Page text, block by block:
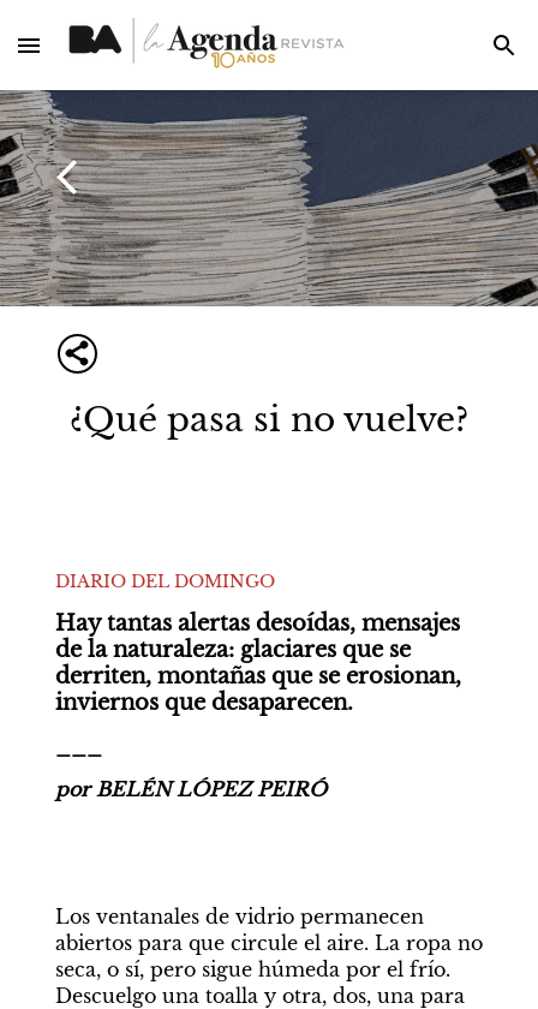
¿Qué pasa si no vuelve?
DIARIO DEL DOMINGO
Hay tantas alertas desoídas, mensajes
de la naturaleza: glaciares que se
derriten, montañas que se erosionan,
inviernos que desaparecen.
por BELÉN LÓPEZ PEIRÓ
Los ventanales de vidrio permanecen
abiertos para que circule el aire. La ropa no
seca, o sí, pero sigue húmeda por el frío.
Descuelgo una toalla y otra, dos, una para